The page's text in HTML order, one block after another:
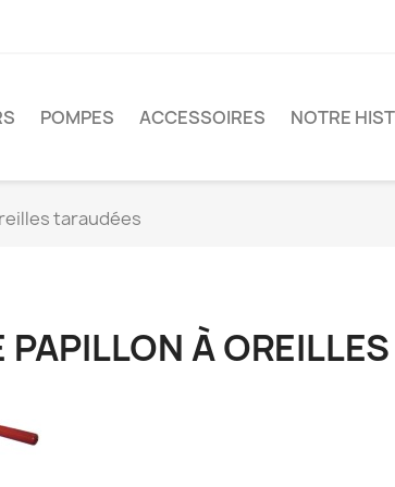
POMPES ACCESSOIRES NOTRE
taraudées
PAPILLON À